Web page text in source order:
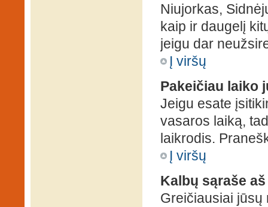
Niujorkas,
kaip ir daugelį
jeigu dar
Į viršų
Pakeičiau laiko
Jeigu esate
vasaros laiką,
laikrodis.
Į viršų
Kalbų sąraše
Greičiausiai jūsų